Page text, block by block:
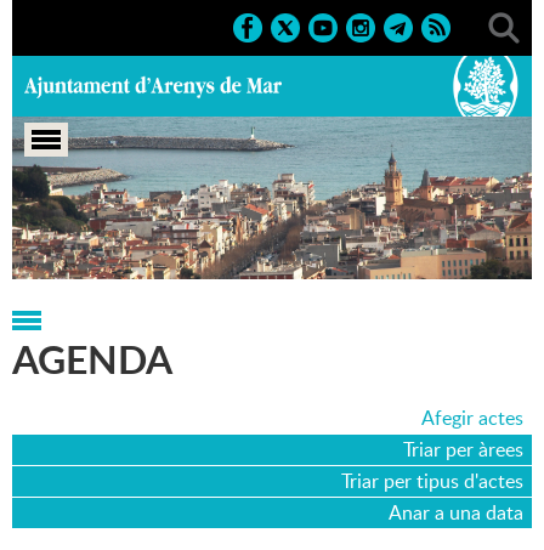
Portada > Agenda > 04-02-2016
AGENDA
Afegir actes
Triar per àrees
Triar per tipus d'actes
Anar a una data